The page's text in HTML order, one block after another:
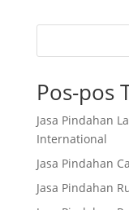
Pos-pos
Jasa Pindahan
International
Jasa Pindahan
Jasa Pindahan